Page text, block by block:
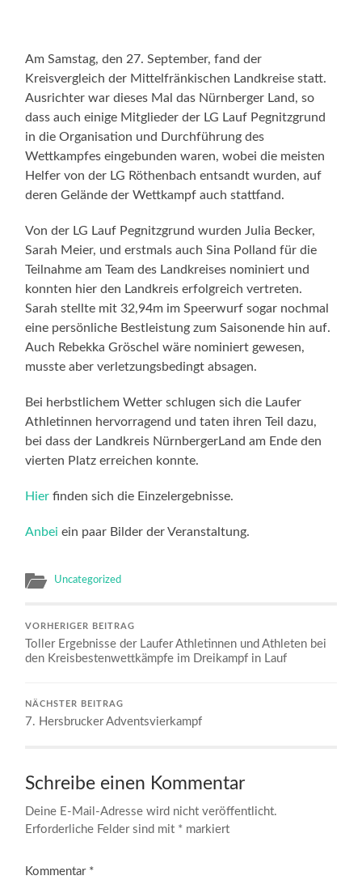
Am Samstag, den 27. September, fand der
Kreisvergleich der Mittelfränkischen Landkreise statt.
Ausrichter war dieses Mal das Nürnberger Land, so
dass auch einige Mitglieder der LG Lauf Pegnitzgrund
in die Organisation und Durchführung des
Wettkampfes eingebunden waren, wobei die meisten
Helfer von der LG Röthenbach entsandt wurden, auf
deren Gelände der Wettkampf auch stattfand.
Von der LG Lauf Pegnitzgrund wurden Julia Becker,
Sarah Meier, und erstmals auch Sina Polland für die
Teilnahme am Team des Landkreises nominiert und
konnten hier den Landkreis erfolgreich vertreten.
Sarah stellte mit 32,94m im Speerwurf sogar nochmal
eine persönliche Bestleistung zum Saisonende hin auf.
Auch Rebekka Gröschel wäre nominiert gewesen,
musste aber verletzungsbedingt absagen.
Bei herbstlichem Wetter schlugen sich die Laufer
Athletinnen hervorragend und taten ihren Teil dazu,
bei dass der Landkreis NürnbergerLand am Ende den
vierten Platz erreichen konnte.
Hierfinden sich die Einzelergebnisse.
Anbeiein paar Bilder der Veranstaltung.
Uncategorized
VORHERIGER BEITRAG
Toller Ergebnisse der Laufer Athletinnen und Athleten bei
den Kreisbestenwettkämpfe im Dreikampf in Lauf
NÄCHSTER BEITRAG
7. Hersbrucker Adventsvierkampf
Schreibe einen Kommentar
Deine E-Mail-Adresse wird nicht veröffentlicht.
Erforderliche Felder sind mit * markiert
Kommentar *